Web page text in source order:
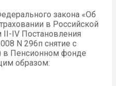
закона «Об
в Российской
IV Постановления
N 296п снятие с
в Пенсионном фонде
образом: